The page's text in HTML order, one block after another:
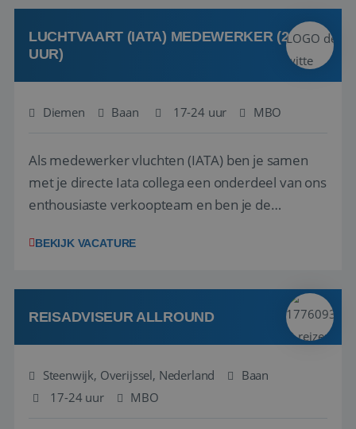
deze onderdelen zijn nu samen gevoegd...
LUCHTVAART (IATA) MEDEWERKER (24-32
UUR)
Diemen Baan 17-24 uur MBO
Als medewerker vluchten (IATA) ben je samen
met je directe Iata collega een onderdeel van ons
enthousiaste verkoopteam en ben je de
en tarieven waar je collega’s niet uitkomen.
kwaliteitsbewaking van alles wat met IATA te m...
BEKIJK VACATURE
REISADVISEUR ALLROUND
Steenwijk, Overijssel, Nederland
Baan
17-24 uur
MBO